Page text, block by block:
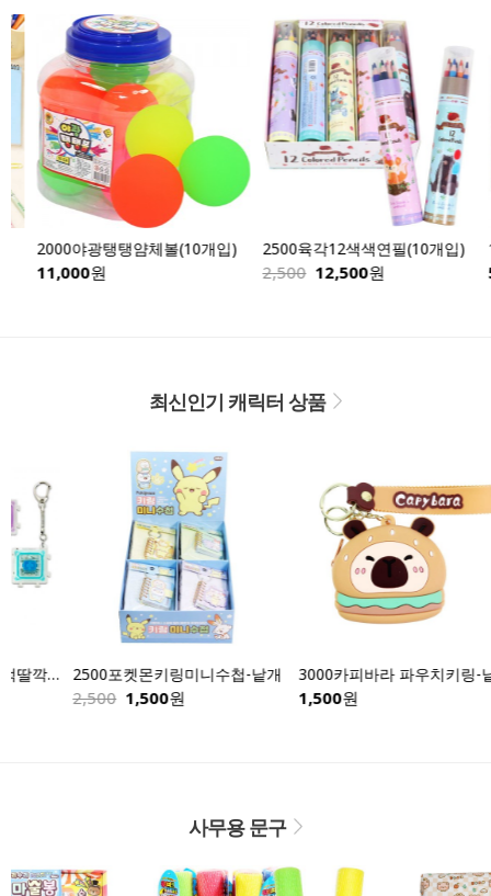
2000야광탱탱얌체볼(10개입)
11,000원
2500육각12색색연필(10개입)
2,500 12,500원 500
최신인기 캐릭터 상품
2500포켓몬키링미니수첩-낱개
1,500원
3000카피바라 파우치키링-낱개
사무용 문구